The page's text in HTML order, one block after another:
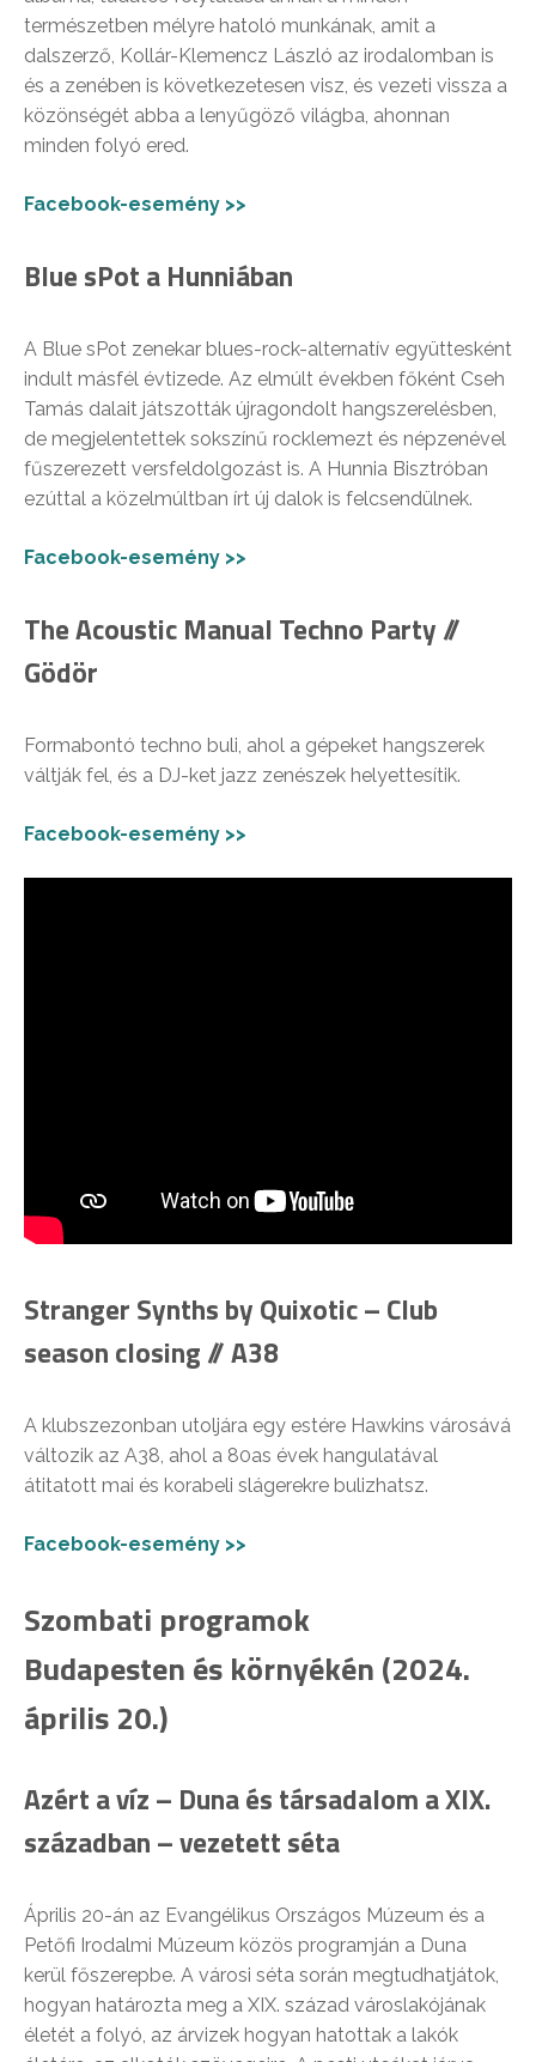
természetben mélyre hatoló munkának, amit a
dalszerző, Kollár-Klemencz László az irodalomban is
és a zenében is következetesen visz, és vezeti vissza a
közönségét abba a lenyűgöző világba, ahonnan
minden folyó ered.
Facebook-esemény >>
Blue sPot a Hunniában
A Blue sPot zenekar blues-rock-alternatív együttesként
indult másfél évtizede. Az elmúlt években főként Cseh
Tamás dalait játszották újragondolt hangszerelésben,
de megjelentettek sokszínű rocklemezt és népzenével
fűszerezett versfeldolgozást is. A Hunnia Bisztróban
ezúttal a közelmúltban írt új dalok is felcsendülnek.
Facebook-esemény >>
The Acoustic Manual Techno Party //
Gödör
Formabontó techno buli, ahol a gépeket hangszerek
váltják fel, és a DJ-ket jazz zenészek helyettesítik.
Facebook-esemény >>
Stranger Synths by Quixotic – Club
season closing // A38
A klubszezonban utoljára egy estére Hawkins városává
változik az A38, ahol a 80as évek hangulatával
átitatott mai és korabeli slágerekre bulizhatsz.
Facebook-esemény >>
Szombati programok
Budapesten és környékén (2024.
április 20.)
Azért a víz – Duna és társadalom a XIX.
században – vezetett séta
Április 20-án az Evangélikus Országos Múzeum és a
Petőfi Irodalmi Múzeum közös programján a Duna
kerül főszerepbe. A városi séta során megtudhatjátok,
hogyan határozta meg a XIX. század városlakójának
életét a folyó, az árvizek hogyan hatottak a lakók